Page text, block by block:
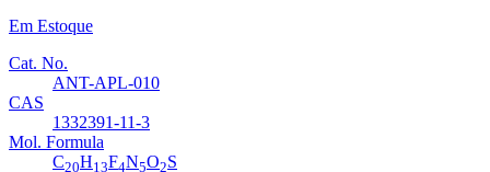
Em Estoque
Cat. No.
ANT-APL-010
CAS
1332391-11-3
Mol. Formula
C20H13F4N5O2S